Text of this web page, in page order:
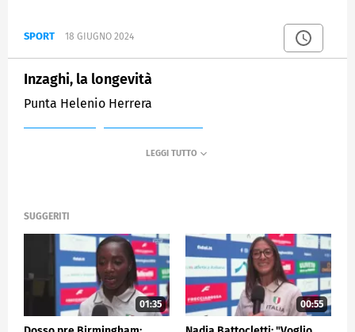
SPORT 18 GIUGNO 2024
Inzaghi, la longevità
Punta Helenio Herrera
SUGGERITI
01:35 00:55